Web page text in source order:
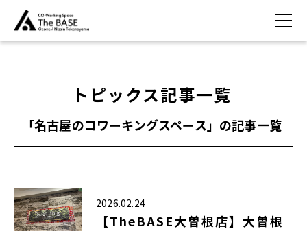
トピックス記事一覧
「名古屋のコワーキングスペース」の記事一覧
2026.02.24
【TheBASE大曽根店】大曽根